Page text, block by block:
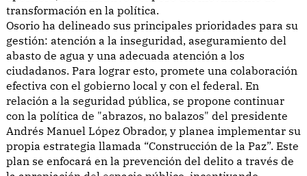
transformación en la política.
Osorio ha delineado sus principales prioridades para su
gestión: atención a la inseguridad, aseguramiento del
abasto de agua y una adecuada atención a los
ciudadanos. Para lograr esto, promete una colaboración
efectiva con el gobierno local y con el federal. En
relación a la seguridad pública, se propone continuar
con la política de "abrazos, no balazos" del presidente
Andrés Manuel López Obrador, y planea implementar su
propia estrategia llamada “Construcción de la Paz”. Este
plan se enfocará en la prevención del delito a través de